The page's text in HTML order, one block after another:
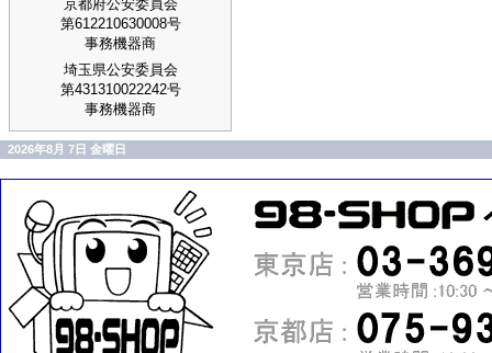
京都府公安委員会
第612210630008号
事務機器商
埼玉県公安委員会
第431310022242号
事務機器商
2026年8月 7日 金曜日